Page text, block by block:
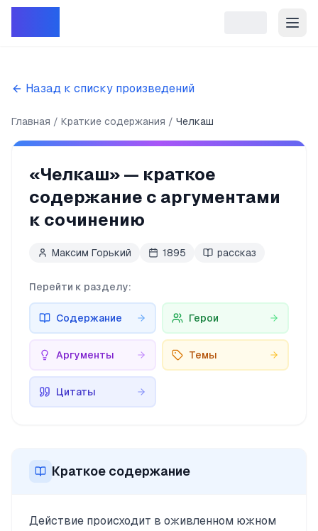
Назад к списку произведений
Главная Краткие содержания Челкаш
«Челкаш» — краткое
содержание с аргументами
к сочинению
Максим Горький 1895 рассказ
Перейти к разделу:
Содержание Герои
Аргументы Темы
Цитаты
Краткое содержание
Действие происходит в оживленном южном